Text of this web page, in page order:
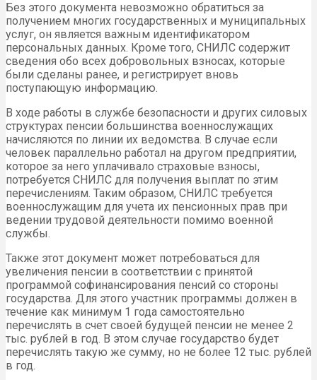
Без этого документа невозможно обратиться за
получением многих государственных и муниципальных
услуг, он является важным идентификатором
персональных данных. Кроме того, СНИЛС содержит
сведения обо всех добровольных взносах, которые
были сделаны ранее, и регистрирует вновь
поступающую информацию.
В ходе работы в службе безопасности и других силовых
структурах пенсии большинства военнослужащих
начисляются по линии их ведомства. В случае если
человек параллельно работал на другом предприятии,
которое за него уплачивало страховые взносы,
потребуется СНИЛС для получения выплат по этим
перечислениям. Таким образом, СНИЛС требуется
военнослужащим для учета их пенсионных прав при
ведении трудовой деятельности помимо военной
службы.
Также этот документ может потребоваться для
увеличения пенсии в соответствии с принятой
программой софинансирования пенсий со стороны
государства. Для этого участник программы должен в
течение как минимум 1 года самостоятельно
перечислять в счет своей будущей пенсии не менее 2
тыс. рублей в год. В этом случае государство будет
перечислять такую же сумму, но не более 12 тыс. рублей
в год.